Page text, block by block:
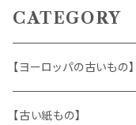
CATEGORY
【ヨーロッパの古いもの】
ヴィンテージアクセサリー
【古い紙もの】